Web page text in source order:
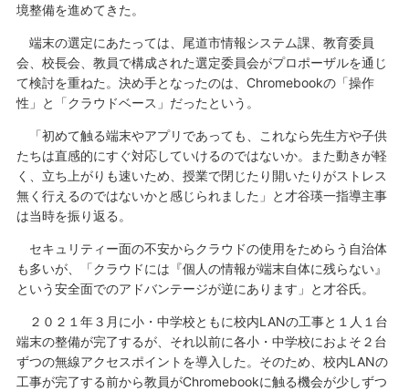
境整備を進めてきた。
端末の選定にあたっては、尾道市情報システム課、教育委員
会、校長会、教員で構成された選定委員会がプロポーザルを通じ
て検討を重ねた。決め手となったのは、Chromebookの「操作
性」と「クラウドベース」だったという。
「初めて触る端末やアプリであっても、これなら先生方や子供
たちは直感的にすぐ対応していけるのではないか。また動きが軽
く、立ち上がりも速いため、授業で閉じたり開いたりがストレス
無く行えるのではないかと感じられました」と才谷瑛一指導主事
は当時を振り返る。
セキュリティー面の不安からクラウドの使用をためらう自治体
も多いが、「クラウドには『個人の情報が端末自体に残らない』
という安全面でのアドバンテージが逆にあります」と才谷氏。
２０２１年３月に小・中学校ともに校内LANの工事と１人１台
端末の整備が完了するが、それ以前に各小・中学校におよそ２台
ずつの無線アクセスポイントを導入した。そのため、校内LANの
工事が完了する前から教員がChromebookに触る機会が少しずつ